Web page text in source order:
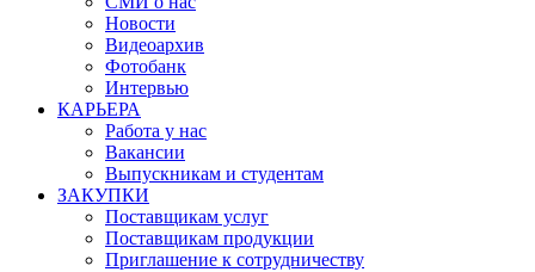
Новости
Видеоархив
Фотобанк
Интервью
КАРЬЕРА
Работа у нас
Вакансии
Выпускникам и студентам
ЗАКУПКИ
Поставщикам услуг
Поставщикам продукции
Приглашение к сотрудничеству